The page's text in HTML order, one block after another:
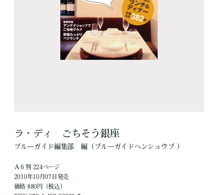
ラ・ディ ごちそう銀座
ブルーガイド編集部 編（ブルーガイドヘンシュウブ ）
Ａ６判 224ページ
2010年10月07日発売
価格 880円（税込）